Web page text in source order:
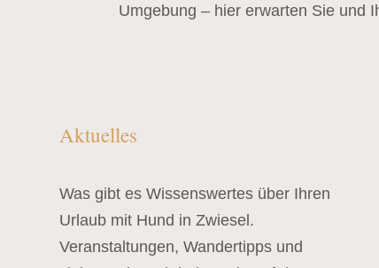
Umgebung – hier erwarten Sie und
Aktuelles
Was gibt es Wissenswertes über Ihren
Urlaub mit Hund in Zwiesel.
Veranstaltungen, Wandertipps und